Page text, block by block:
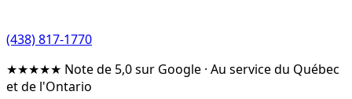
(438) 817-1770
★★★★★ Note de 5,0 sur Google · Au service du Québec
et de l'Ontario